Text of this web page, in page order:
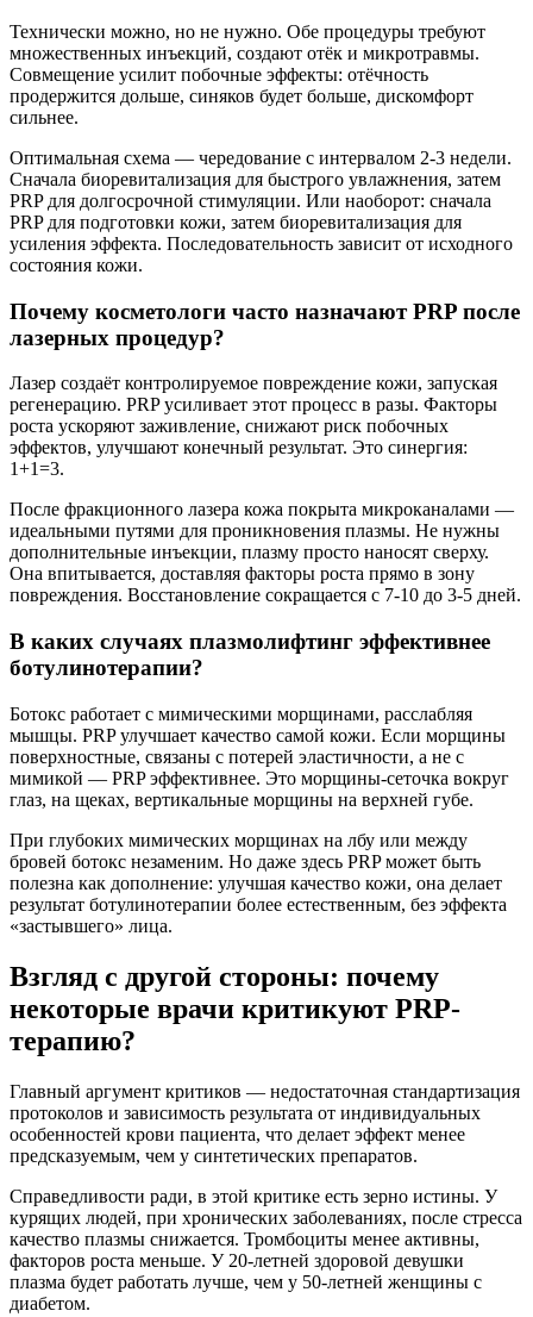
Технически можно, но не нужно. Обе процедуры требуют
множественных инъекций, создают отёк и микротравмы.
Совмещение усилит побочные эффекты: отёчность
продержится дольше, синяков будет больше, дискомфорт
сильнее.
Оптимальная схема — чередование с интервалом 2-3 недели.
Сначала биоревитализация для быстрого увлажнения, затем
PRP для долгосрочной стимуляции. Или наоборот: сначала
PRP для подготовки кожи, затем биоревитализация для
усиления эффекта. Последовательность зависит от исходного
состояния кожи.
Почему косметологи часто назначают PRP после
лазерных процедур?
Лазер создаёт контролируемое повреждение кожи, запуская
регенерацию. PRP усиливает этот процесс в разы. Факторы
роста ускоряют заживление, снижают риск побочных
эффектов, улучшают конечный результат. Это синергия:
1+1=3.
После фракционного лазера кожа покрыта микроканалами —
идеальными путями для проникновения плазмы. Не нужны
дополнительные инъекции, плазму просто наносят сверху.
Она впитывается, доставляя факторы роста прямо в зону
повреждения. Восстановление сокращается с 7-10 до 3-5 дней.
В каких случаях плазмолифтинг эффективнее
ботулинотерапии?
Ботокс работает с мимическими морщинами, расслабляя
мышцы. PRP улучшает качество самой кожи. Если морщины
поверхностные, связаны с потерей эластичности, а не с
мимикой — PRP эффективнее. Это морщины-сеточка вокруг
глаз, на щеках, вертикальные морщины на верхней губе.
При глубоких мимических морщинах на лбу или между
бровей ботокс незаменим. Но даже здесь PRP может быть
полезна как дополнение: улучшая качество кожи, она делает
результат ботулинотерапии более естественным, без эффекта
«застывшего» лица.
Взгляд с другой стороны: почему
некоторые врачи критикуют PRP-
терапию?
Главный аргумент критиков — недостаточная стандартизация
протоколов и зависимость результата от индивидуальных
особенностей крови пациента, что делает эффект менее
предсказуемым, чем у синтетических препаратов.
Справедливости ради, в этой критике есть зерно истины. У
курящих людей, при хронических заболеваниях, после стресса
качество плазмы снижается. Тромбоциты менее активны,
факторов роста меньше. У 20-летней здоровой девушки
плазма будет работать лучше, чем у 50-летней женщины с
диабетом.